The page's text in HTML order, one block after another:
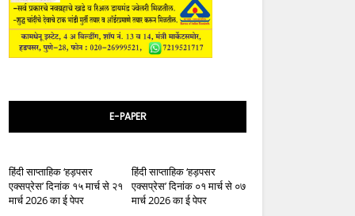
E-PAPER
हिंदी साप्ताहिक ‘हड़पसर
एक्सप्रेस’ दिनांक १५ मार्च से २१
मार्च 2026 का ई पेपर
हिंदी साप्ताहिक ‘हड़पसर
एक्सप्रेस’ दिनांक ०१ मार्च से ०७
मार्च 2026 का ई पेपर